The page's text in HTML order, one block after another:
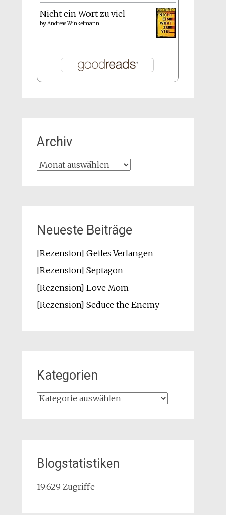
Nicht ein Wort zu viel
byAndreas Winkelmann
Archiv
Archiv
Neueste Beiträge
[Rezension] Geiles Verlangen
[Rezension] Septagon
[Rezension] Love Mom
[Rezension] Seduce the Enemy
Kategorien
Kategorien
Blogstatistiken
19.629 Zugriffe